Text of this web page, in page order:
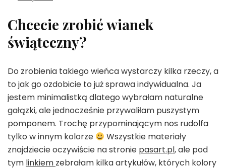
Chcecie zrobić wianek
świąteczny?
Do zrobienia takiego wieńca wystarczy kilka rzeczy, a
to jak go ozdobicie to już sprawa indywidualna. Ja
jestem minimalistką dlatego wybrałam naturalne
gałązki, ale jednocześnie przywaliłam puszystym
pomponem. Trochę przypominającym nos rudolfa
tylko w innym kolorze
Wszystkie materiały
znajdziecie oczywiście na stronie pasart.pl, ale pod
tym linkiem zebrałam kilka artykułów, których kolory